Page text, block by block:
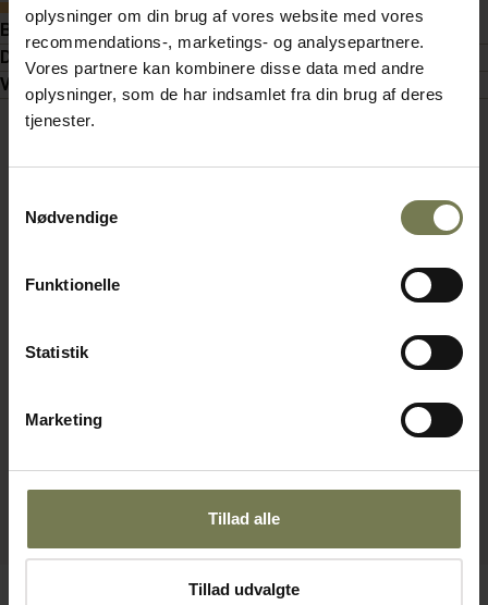
oplysninger om din brug af vores website med vores
recommendations-, marketings- og analysepartnere.
Vores partnere kan kombinere disse data med andre
oplysninger, som de har indsamlet fra din brug af deres
tjenester.
Nødvendige
Funktionelle
Statistik
Marketing
Tillad alle
Tillad udvalgte
Bestillingsvare
Beskrivelse
Dokumenter
Video